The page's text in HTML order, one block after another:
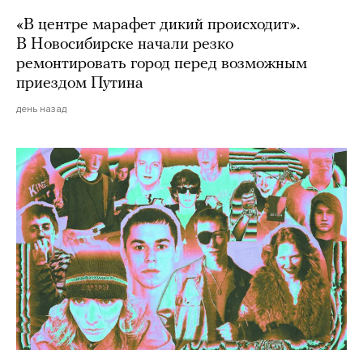
«В центре марафет дикий происходит».
В Новосибирске начали резко
ремонтировать город перед возможным
приездом Путина
день назад